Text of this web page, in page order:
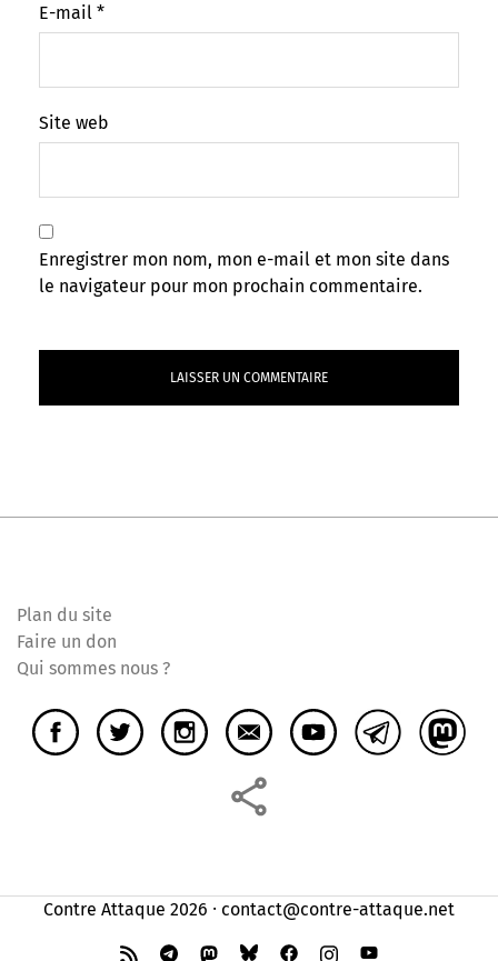
E-mail *
Site web
Enregistrer mon nom, mon e-mail et mon site dans
le navigateur pour mon prochain commentaire.
Plan du site
Faire un don
Qui sommes nous ?
Contre Attaque 2026 ⸱ contact@contre-attaque.net